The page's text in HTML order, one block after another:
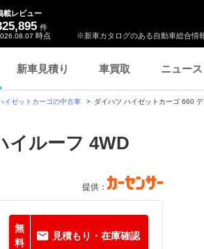
※新車カタログのある自動車総合情
載レビュー
件
時点
新車見積り 車買取 ニュース
イゼットカーゴの中古車 ダイハツ ハイゼットカーゴ 660
イルーフ 4WD
提供：
無
料
見積もり・在庫確認